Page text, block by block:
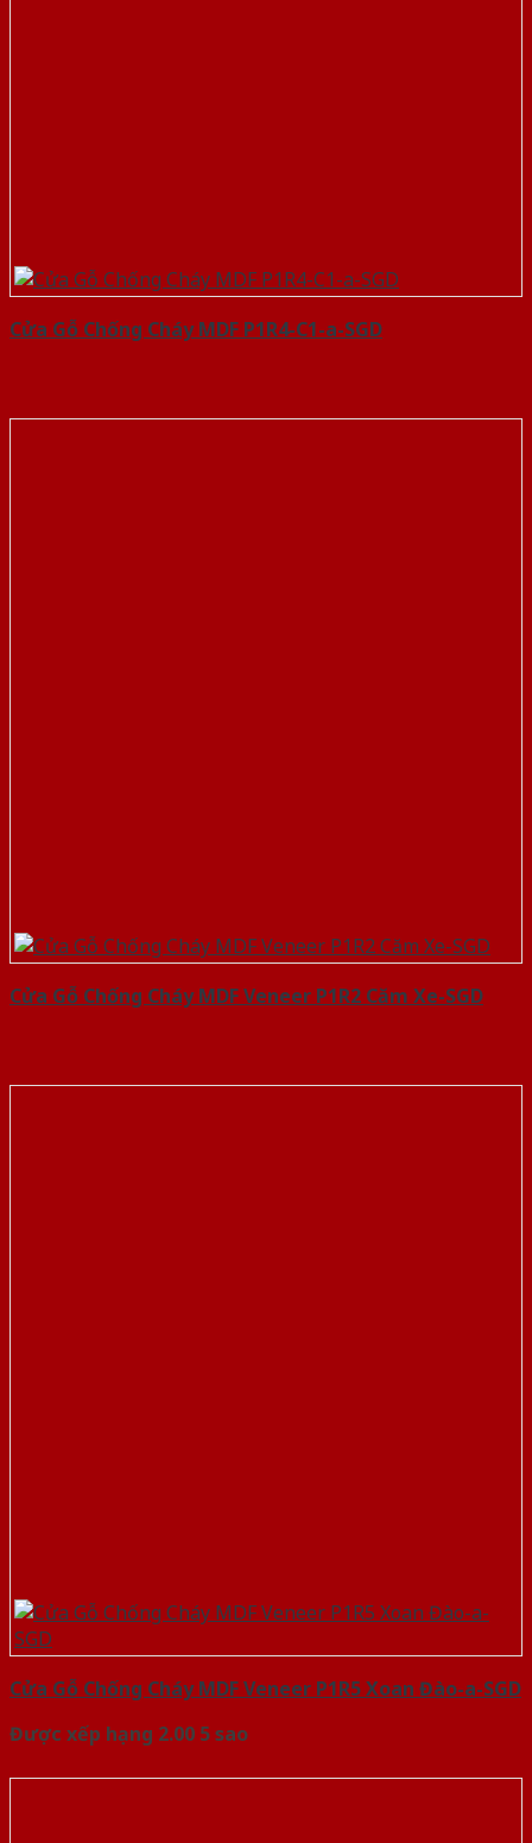
Cửa Gỗ Chống Cháy MDF P1R4-C1-a-SGD
Cửa Gỗ Chống Cháy MDF Veneer P1R2 Căm Xe-SGD
Cửa Gỗ Chống Cháy MDF Veneer P1R5 Xoan Đào-a-SGD
Được xếp hạng 2.00 5 sao